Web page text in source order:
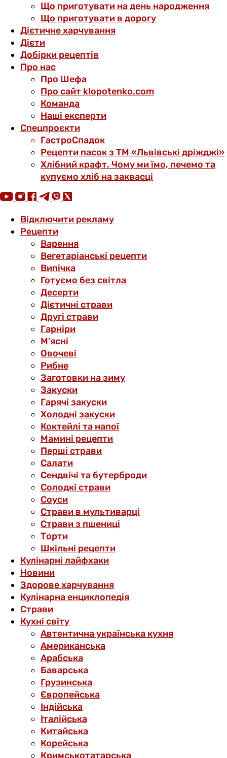
Що приготувати на день народження
Що приготувати в дорогу
Дієтичне харчування
Дієти
Добірки рецептів
Про нас
Про Шефа
Про сайт klopotenko.com
Команда
Наші експерти
Спецпроєкти
ГастроСпадок
Рецепти пасок з ТМ «Львівські дріжджі»
Хлібний крафт. Чому ми їмо, печемо та
купуємо хліб на заквасці
Відключити рекламу
Рецепти
Варення
Вегетаріанські рецепти
Випічка
Готуємо без світла
Десерти
Дієтичні страви
Другі страви
Гарніри
М’ясні
Овочеві
Рибне
Заготовки на зиму
Закуски
Гарячі закуски
Холодні закуски
Коктейлі та напої
Мамині рецепти
Перші страви
Салати
Сендвічі та бутерброди
Солодкі страви
Соуси
Страви в мультиварці
Страви з пшениці
Торти
Шкільні рецепти
Кулінарні лайфхаки
Новини
Здорове харчування
Кулінарна енциклопедія
Страви
Кухні світу
Автентична українська кухня
Американська
Арабська
Баварська
Грузинська
Європейська
Індійська
Італійська
Китайська
Корейська
Кримськотатарська